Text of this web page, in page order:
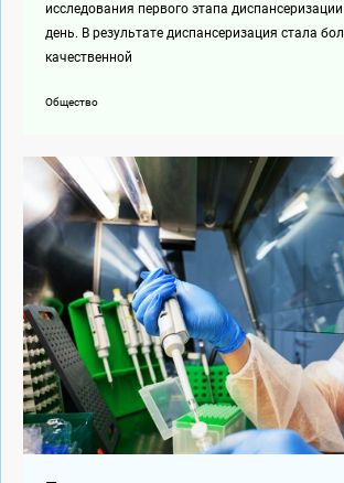
исследования первого этапа
день. В результате диспансеризация стала
качественной
Общество